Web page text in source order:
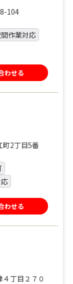
104
作業対応
わせる
2丁目5番
わせる
丁目２７０